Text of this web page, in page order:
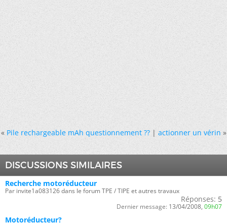
« Pile rechargeable mAh questionnement ??|actionner un vérin »
DISCUSSIONS SIMILAIRES
Recherche motoréducteur
Par invite1a083126 dans le forum TPE / TIPE et autres travaux
Réponses: 5
Dernier message: 13/04/2008, 09h07
Motoréducteur?